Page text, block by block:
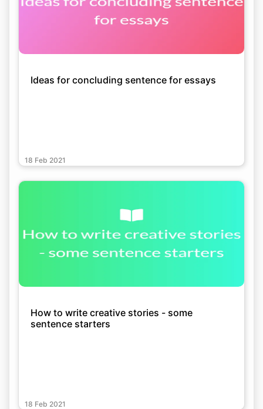
Ideas for concluding sentence for essays
18 Feb 2021
How to write creative stories - some
sentence starters
18 Feb 2021